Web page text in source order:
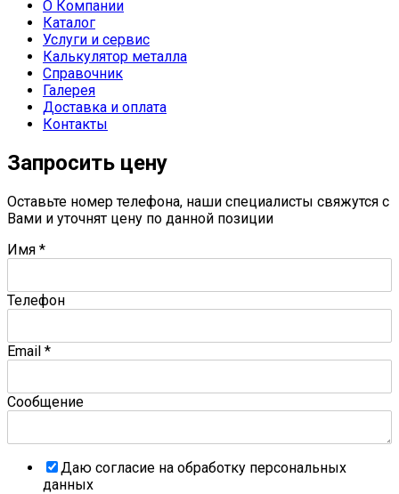
О Компании
Каталог
Услуги и сервис
Калькулятор металла
Справочник
Галерея
Доставка и оплата
Контакты
Запросить цену
Оставьте номер телефона, наши специалисты свяжутся с
Вами и уточнят цену по данной позиции
Имя *
Телефон
Email *
Сообщение
Даю согласие на обработку персональных
данных